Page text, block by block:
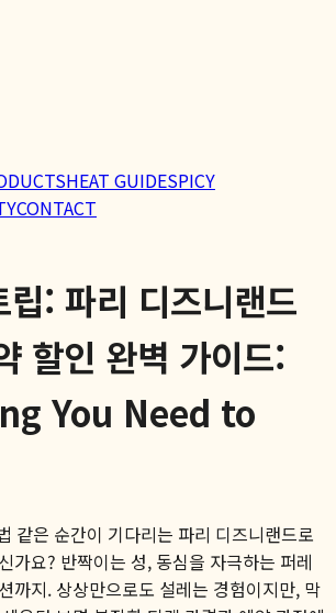
HEAT GUIDESPICY
CONTACT
립: 파리 디즈니랜드
할인 완벽 가이드:
You Need to
같은 순간이 기다리는 파리 디즈니랜드로
가요? 반짝이는 성, 동심을 자극하는 퍼레
까지. 상상만으로도 설레는 경험이지만, 막